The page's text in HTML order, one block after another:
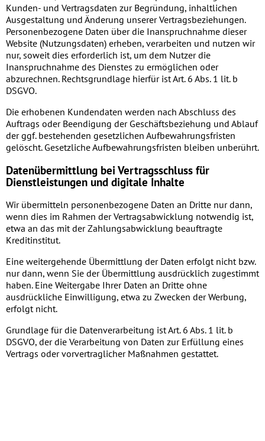
Kunden- und Vertragsdaten zur Begründung, inhaltlichen
Ausgestaltung und Änderung unserer Vertragsbeziehungen.
Personenbezogene Daten über die Inanspruchnahme dieser
Website (Nutzungsdaten) erheben, verarbeiten und nutzen wir
nur, soweit dies erforderlich ist, um dem Nutzer die
Inanspruchnahme des Dienstes zu ermöglichen oder
abzurechnen. Rechtsgrundlage hierfür ist Art. 6 Abs. 1 lit. b
DSGVO.
Die erhobenen Kundendaten werden nach Abschluss des
Auftrags oder Beendigung der Geschäftsbeziehung und Ablauf
der ggf. bestehenden gesetzlichen Aufbewahrungsfristen
gelöscht. Gesetzliche Aufbewahrungsfristen bleiben unberührt.
Daten­übermittlung bei Vertragsschluss für
Dienstleistungen und digitale Inhalte
Wir übermitteln personenbezogene Daten an Dritte nur dann,
wenn dies im Rahmen der Vertragsabwicklung notwendig ist,
etwa an das mit der Zahlungsabwicklung beauftragte
Kreditinstitut.
Eine weitergehende Übermittlung der Daten erfolgt nicht bzw.
nur dann, wenn Sie der Übermittlung ausdrücklich zugestimmt
haben. Eine Weitergabe Ihrer Daten an Dritte ohne
ausdrückliche Einwilligung, etwa zu Zwecken der Werbung,
erfolgt nicht.
Grundlage für die Datenverarbeitung ist Art. 6 Abs. 1 lit. b
DSGVO, der die Verarbeitung von Daten zur Erfüllung eines
Vertrags oder vorvertraglicher Maßnahmen gestattet.